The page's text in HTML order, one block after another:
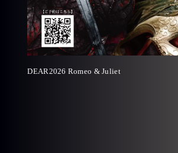
DEAR2026 Romeo & Juliet